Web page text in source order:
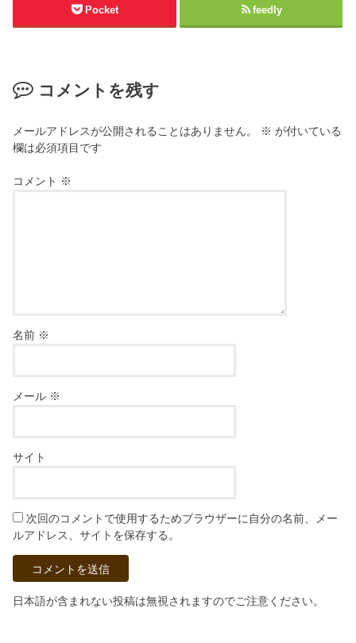
Pocket feedly
コメントを残す
メールアドレスが公開されることはありません。 ※ が付いている
欄は必須項目です
コメント ※
名前 ※
メール ※
サイト
次回のコメントで使用するためブラウザーに自分の名前、メー
ルアドレス、サイトを保存する。
日本語が含まれない投稿は無視されますのでご注意ください。